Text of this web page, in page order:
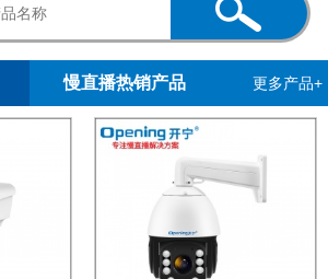
慢直播热销产品 更多产品+